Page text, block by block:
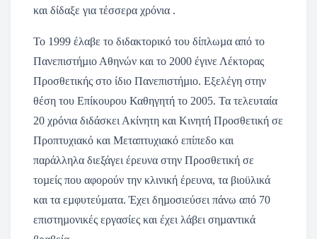
και δίδαξε για τέσσερα χρόνια .
Το 1999 έλαβε το διδακτορικό του δίπλωµα από το
Πανεπιστήµιο Αθηνών και το 2000 έγινε Λέκτορας
Προσθετικής στο ίδιο Πανεπιστήµιο. Εξελέγη στην
θέση του Επίκουρου Καθηγητή το 2005. Τα τελευταία
20 χρόνια διδάσκει Ακίνητη και Κινητή Προσθετική σε
Προπτυχιακό και Μεταπτυχιακό επίπεδο και
παράλληλα διεξάγει έρευνα στην Προσθετική σε
τοµείς που αφορούν την κλινική έρευνα, τα βιοϋλικά
και τα εµφυτεύµατα. Έχει δηµοσιεύσει πάνω από 70
επιστηµονικές εργασίες και έχει λάβει σηµαντικά